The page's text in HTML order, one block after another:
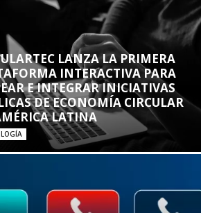
LANZA LA PRIMERA
INTERACTIVA PARA
E INTEGRAR INICIATIVAS
DE ECONOMÍA CIRCULAR
LATINA